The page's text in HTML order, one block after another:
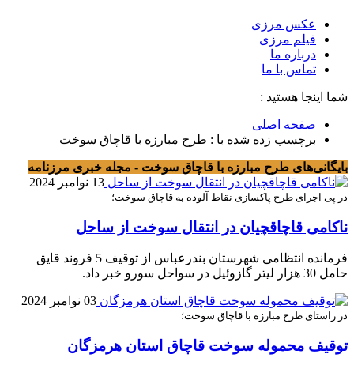
عکس مرزی
فیلم مرزی
درباره ما
تماس با ما
شما اینجا هستید :
صفحه اصلی
برچسب زده شده با : طرح مبارزه با قاچاق سوخت
بایگانی‌های طرح مبارزه با قاچاق سوخت - مجله خبری مرزنامه
13 نوامبر 2024
در پی اجرای طرح پاکسازی نقاط آلوده به قاچاق سوخت؛
ناکامی قاچاقچيان در انتقال سوخت از ساحل
فرمانده انتظامی شهرستان بندرعباس از توقيف 5 فروند قايق
حامل 30 هزار ليتر گازوئيل در سواحل سورو خبر داد.
03 نوامبر 2024
در راستای طرح مبارزه با قاچاق سوخت؛
توقيف محموله سوخت قاچاق استان هرمزگان